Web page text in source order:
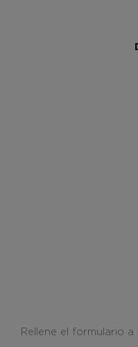
Rellene el formulario